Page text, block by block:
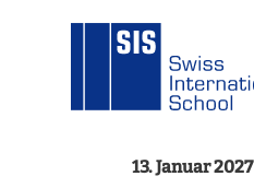
13. Januar 2027